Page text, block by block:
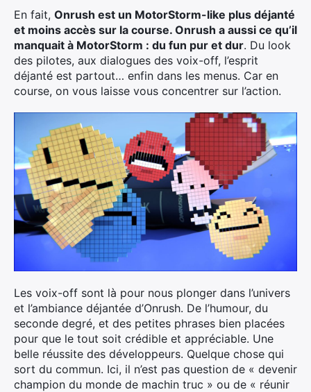
En fait, Onrush est un MotorStorm-like plus déjanté
et moins accès sur la course. Onrush a aussi ce qu’il
manquait à MotorStorm : du fun pur et dur. Du look
des pilotes, aux dialogues des voix-off, l’esprit
déjanté est partout… enfin dans les menus. Car en
course, on vous laisse vous concentrer sur l’action.
Les voix-off sont là pour nous plonger dans l’univers
et l’ambiance déjantée d’Onrush. De l’humour, du
seconde degré, et des petites phrases bien placées
pour que le tout soit crédible et appréciable. Une
belle réussite des développeurs. Quelque chose qui
sort du commun. Ici, il n’est pas question de « devenir
champion du monde de machin truc » ou de « réunir